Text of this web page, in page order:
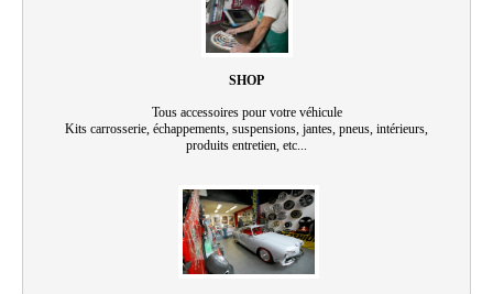
SHOP
Tous accessoires pour votre véhicule
Kits carrosserie, échappements, suspensions, jantes, pneus, intérieurs,
produits entretien, etc...